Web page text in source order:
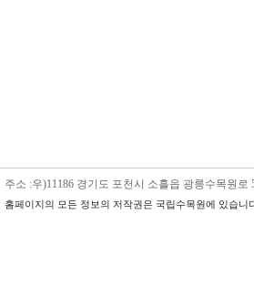
주소 :우)11186 경기도 포천시 소흘읍 광릉수목원로
홈페이지의 모든 정보의 저작권은 국립수목원에 있습니